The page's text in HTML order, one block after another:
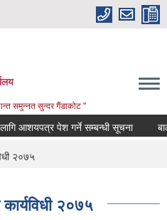
समुन्नत सुन्दर गैंडाकोट "
आशयपत्र पेश गर्ने सम्बन्धी सूचना
२०७५
२०७५